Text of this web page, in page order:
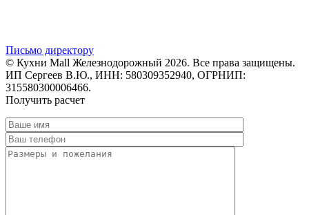
Письмо директору
© Кухни Mall Железнодорожный 2026. Все права защищены.
ИП Сергеев В.Ю., ИНН: 580309352940, ОГРНИП:
315580300006466.
Получить расчет